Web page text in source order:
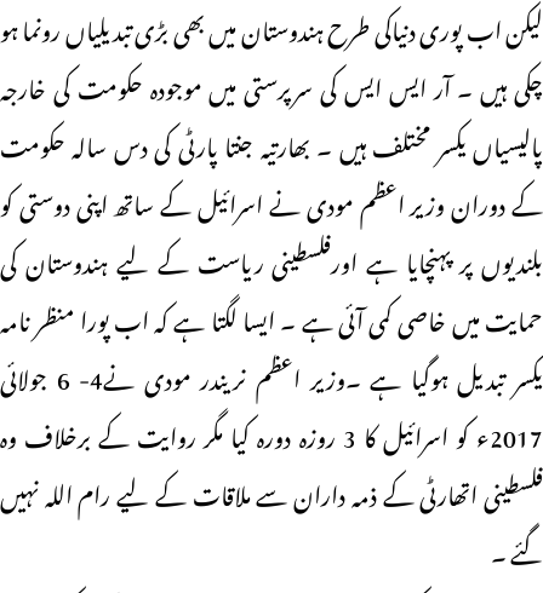
لیکن اب پوری دنیاکی طرح ہندوستان میں بھی بڑی تبدیلیاں رونما ہو
چکی ہیں ۔ آر ایس ایس کی سرپرستی میں موجودہ حکومت کی خارجہ
پالیسیاں یکسر مختلف ہیں ۔ بھارتیہ جنتا پارٹی کی دس سالہ حکومت
کے دوران وزیر اعظم مودی نے اسرائیل کے ساتھ اپنی دوستی کو
بلندیوں پر پہنچایا ہے اورفلسطینی ریاست کے لیے ہندوستان کی
حمایت میں خاصی کمی آئی ہے ۔ ایسا لگتا ہے کہ اب پورا منظر نامہ
یکسر تبدیل ہوگیا ہے ۔وزیر اعظم نریندر مودی نے4- 6 جولائی
2017ء کو اسرائیل کا 3 روزہ دورہ کیا مگر روایت کے برخلاف وہ
فلسطینی اتھارٹی کے ذمہ داران سے ملاقات کے لیے رام اللہ نہیں
گئے ۔